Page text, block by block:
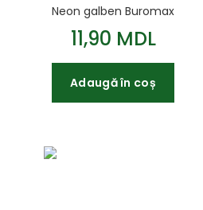
Neon galben Buromax
11,90 MDL
Adaugă în coș